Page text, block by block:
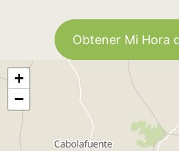
Obtener Mi Hora
+
−